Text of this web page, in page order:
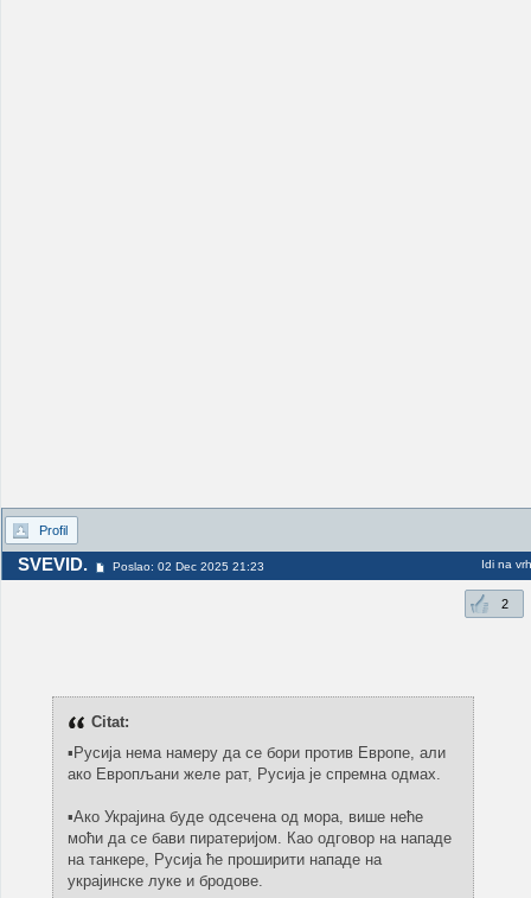
Profil
SVEVID. Poslao: 02 Dec 2025 21:23 Idi na vrh
2
Citat:
▪️Русија нема намеру да се бори против Европе, али
ако Европљани желе рат, Русија је спремна одмах.
▪️Ако Украјина буде одсечена од мора, више неће
моћи да се бави пиратеријом. Као одговор на нападе
на танкере, Русија ће проширити нападе на
украјинске луке и бродове.